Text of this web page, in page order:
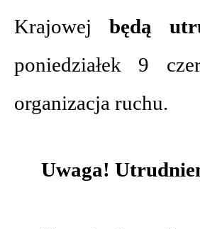
Krajowejbędą
poniedziałek 9
organizacja ruchu.
Uwaga!